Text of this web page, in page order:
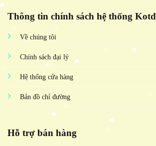
Thông tin chính sách hệ thống
Về chúng tôi
Chính sách đại lý
Hệ thống cửa hàng
Bản đồ chỉ đường
Hỗ trợ bán hàng